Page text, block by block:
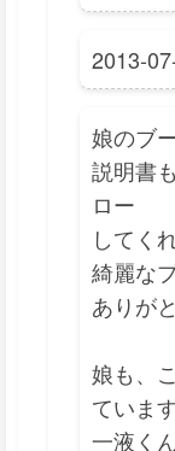
2013-
娘のブ
説明書
ロー
してく
綺麗な
ありが
娘も、
ていま
一液く